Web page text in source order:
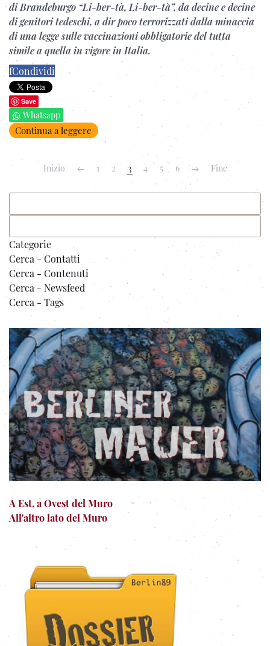
di Brandeburgo “Li-ber-tà, Li-ber-tà”, da decine e decine
di genitori tedeschi, a dir poco terrorizzati dalla minaccia
di una leggesulle vaccinazioni obbligatorie del tutta
similea quella in vigore in Italia.
fCondividi
Save
Whatsapp
Continua a leggere
Inizio 1 2 3 4 5 6 Fine
Categorie
Cerca - Contatti
Cerca - Contenuti
Cerca - Newsfeed
Cerca - Tags
A Est, a Ovest del Muro
All'altro lato del Muro